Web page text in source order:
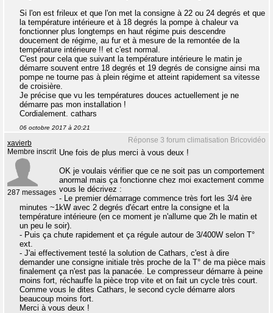
Si l'on est frileux et que l'on met la consigne à 22 ou 24 degrés et que
la température intérieure et à 18 degrés la pompe à chaleur va
fonctionner plus longtemps en haut régime puis descendre
doucement de régime, au fur et à mesure de la remontée de la
température intérieure !! et c'est normal.
C'est pour cela que suivant la température intérieure le matin je
démarre souvent entre 18 degrés et 19 degrés de consigne ainsi ma
pompe ne tourne pas à plein régime et atteint rapidement sa vitesse
de croisière.
Je précise que vu les températures douces actuellement je ne
démarre pas mon installation !
Cordialement. cathars
06 octobre 2017 à 20:21
Réponse 3 forum climatisation Bricovidéo
xavierb
Membre inscrit
287 messages
Une fois de plus merci à vous deux !
OK je voulais vérifier que ce ne soit pas un comportement
anormal mais ça fonctionne chez moi exactement comme
vous le décrivez :
- Le premier démarrage commence très fort les 3/4 ère
minutes ~1kW avec 2 degrés d'écart entre la consigne et la
température intérieure (en ce moment je n'allume que 2h le matin et
un peu le soir).
- Puis ça chute rapidement et ça régule autour de 3/400W selon T°
ext.
- J'ai effectivement testé la solution de Cathars, c'est à dire
demander une consigne initiale très proche de la T° de ma pièce mais
finalement ça n'est pas la panacée. Le compresseur démarre à peine
moins fort, réchauffe la pièce trop vite et on fait un cycle très court.
Comme vous le dites Cathars, le second cycle démarre alors
beaucoup moins fort.
Merci à vous deux !